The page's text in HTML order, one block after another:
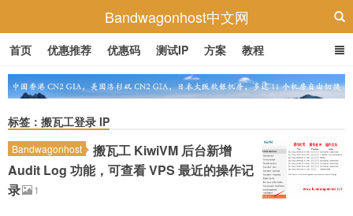
Bandwagonhost中文网
首页 优惠推荐 优惠码 测试IP 方案 教程
标签：搬瓦工登录 IP
Bandwagonhost
搬瓦工 KiwiVM 后台新增
Audit Log 功能，可查看 VPS 最近的操作记
录
1